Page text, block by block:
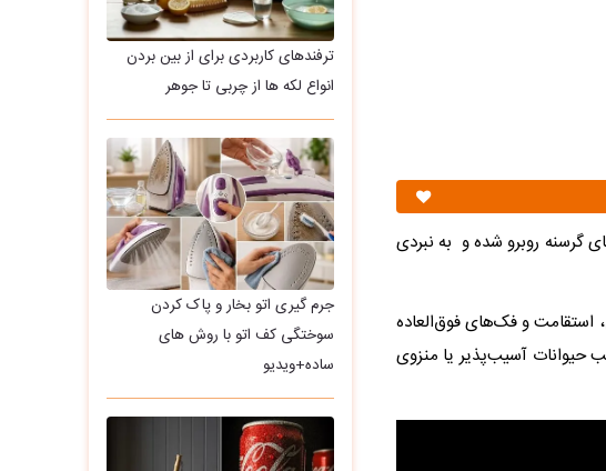
گرسنه روبرو شده و به نبردی
استقامت و فک‌های فوق‌العاده
حیوانات آسیب‌پذیر یا منزوی
ترفندهای کاربردی برای از بین بردن
انواع لکه ها از چربی تا جوهر
جرم گیری اتو بخار و پاک کردن
سوختگی کف اتو با روش های
ساده+ویدیو